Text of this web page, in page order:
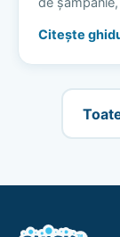
Citește